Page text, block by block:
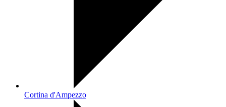
Cortina d'Ampezzo